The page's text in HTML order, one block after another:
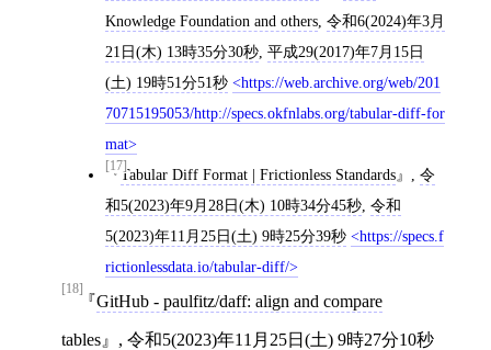
Knowledge Foundation and others 令和6(2024)年3月
21日(木) 13時35分30秒 平成29(2017)年7月15日
(土) 19時51分51秒
https://web.archive.org/web/201
70715195053/http://specs.okfnlabs.org/tabular-diff-for
mat
[17]Tabular Diff Format | Frictionless Standards
令
和5(2023)年9月28日(木) 10時34分45秒 令和
5(2023)年11月25日(土) 9時25分39秒
https://specs.f
rictionlessdata.io/tabular-diff/
[18]
GitHub - paulfitz/daff: align and compare
tables , 令和5(2023)年11月25日(土) 9時27分10秒